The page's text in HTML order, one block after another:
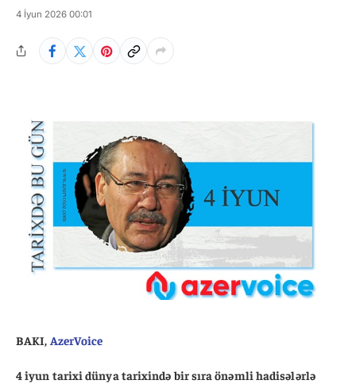
4 İyun 2026 00:01
BAKI, AzerVoice
4 iyun tarixi dünya tarixində bir sıra önəmli hadisələrlə